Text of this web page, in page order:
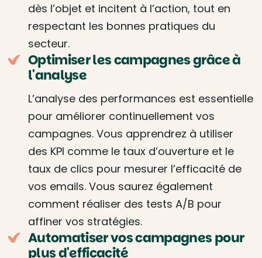
dès l’objet et incitent à l’action, tout en
respectant les bonnes pratiques du
secteur.
Optimiser les campagnes grâce à
l'analyse
L’analyse des performances est essentielle
pour améliorer continuellement vos
campagnes. Vous apprendrez à utiliser
des KPI comme le taux d’ouverture et le
taux de clics pour mesurer l’efficacité de
vos emails. Vous saurez également
comment réaliser des tests A/B pour
affiner vos stratégies.
Automatiser vos campagnes pour
plus d'efficacité